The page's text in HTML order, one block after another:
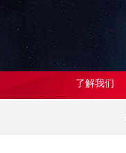
了解我们